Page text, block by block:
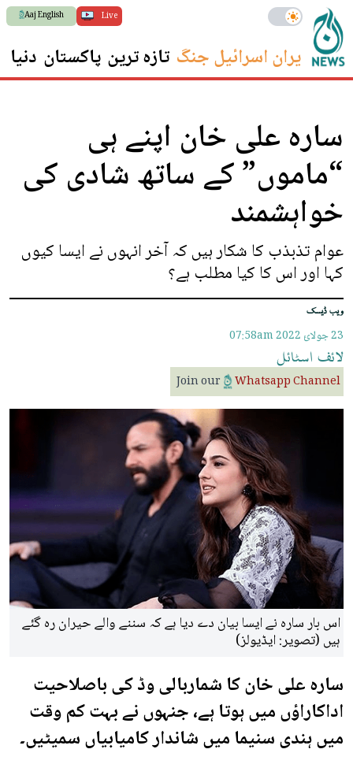
Live
Aaj English
ایران اسرائیل جنگ تازہ ترین پاکستان دنیا
سارہ علی خان اپنے ہی
“ماموں” کے ساتھ شادی کی
خواہشمند
عوام تذبذب کا شکار ہیں کہ آخر انہوں نے ایسا کیوں
کہا اور اس کا کیا مطلب ہے؟
ویب ڈیسک
23 جولائ 2022 07:58am
لائف اسٹائل
Join our Whatsapp Channel
اس بار سارہ نے ایسا بیان دے دیا ہے کہ سننے والے حیران رہ گئے
ہیں (تصویر: ایڈیولز)
سارہ علی خان کا شماربالی وڈ کی باصلاحیت
اداکاراؤں میں ہوتا ہے، جنہوں نے بہت کم وقت
میں ہندی سنیما میں شاندار کامیابیاں سمیٹیں۔